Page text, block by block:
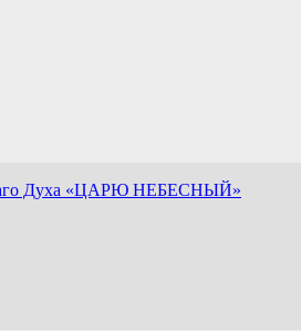
Духа «ЦАРЮ НЕБЕСНЫЙ»